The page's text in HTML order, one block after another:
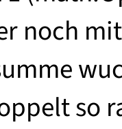
noch
so